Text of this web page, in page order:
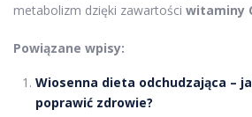
metabolizm dzięki zawartości witaminy
Powiązane wpisy:
Wiosenna dieta odchudzająca –
poprawić zdrowie?